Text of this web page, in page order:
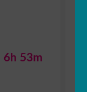
6h 53m